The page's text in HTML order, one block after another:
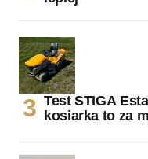
Test STIGA
kosiarka to za